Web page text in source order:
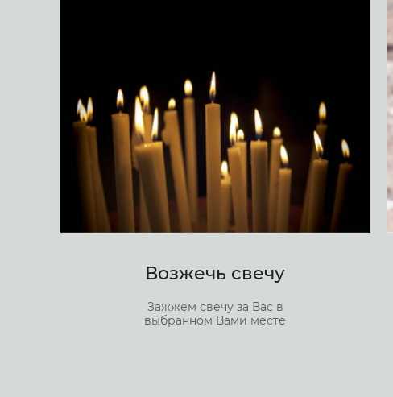
Возжечь свечу
Зажжем свечу за Вас в
выбранном Вами месте